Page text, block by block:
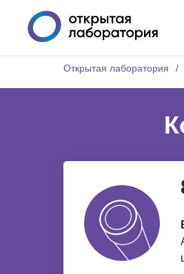
Открытая лаборатория /